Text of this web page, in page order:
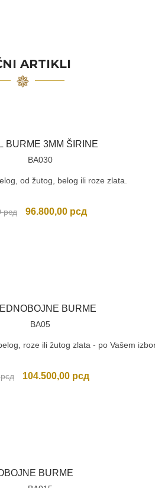
ARTIKLI
BURME 3MM ŠIRINE
BA030
od žutog, belog ili roze zlata.
рсд
Originalna
96.800,00 рсдTrenutna
BURME
BA05
roze ili žutog zlata - po Vašem
рсд
Originalna
104.500,00 рсдTrenutna
BURME